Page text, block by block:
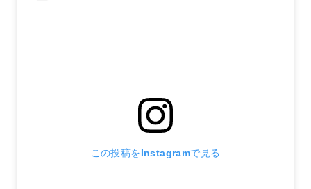
この投稿をInstagramで見る